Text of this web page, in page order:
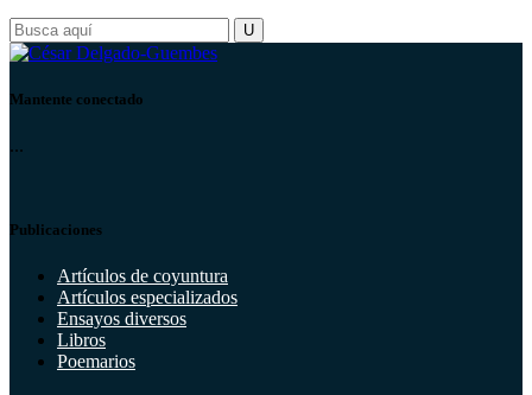
Mantente conectado
...
Publicaciones
Artículos de coyuntura
Artículos especializados
Ensayos diversos
Libros
Poemarios